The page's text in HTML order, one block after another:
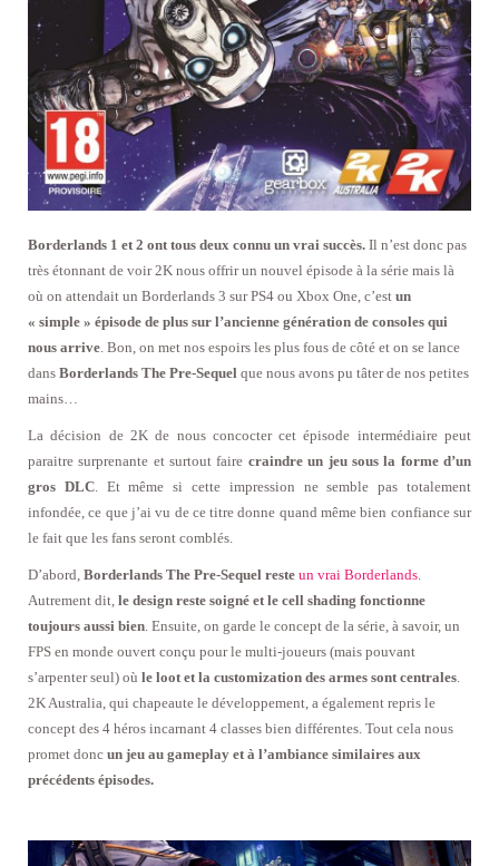
Borderlands 1 et 2 ont tous deux connu un vrai succès. Il n’est donc pas
très étonnant de voir 2K nous offrir un nouvel épisode à la série mais là
où on attendait un Borderlands 3 sur PS4 ou Xbox One, c’est un
« simple » épisode de plus sur l’ancienne génération de consoles qui
nous arrive. Bon, on met nos espoirs les plus fous de côté et on se lance
dans Borderlands The Pre-Sequel que nous avons pu tâter de nos petites
mains…
La décision de 2K de nous concocter cet épisode intermédiaire peut
paraitre surprenante et surtout faire craindre un jeu sous la forme d’un
gros DLC. Et même si cette impression ne semble pas totalement
infondée, ce que j’ai vu de ce titre donne quand même bien confiance sur
le fait que les fans seront comblés.
D’abord, Borderlands The Pre-Sequel reste un vrai Borderlands.
Autrement dit, le design reste soigné et le cell shading fonctionne
toujours aussi bien. Ensuite, on garde le concept de la série, à savoir, un
FPS en monde ouvert conçu pour le multi-joueurs (mais pouvant
s’arpenter seul) où le loot et la customization des armes sont centrales.
2K Australia, qui chapeaute le développement, a également repris le
concept des 4 héros incarnant 4 classes bien différentes. Tout cela nous
promet donc un jeu au gameplay et à l’ambiance similaires aux
précédents épisodes.